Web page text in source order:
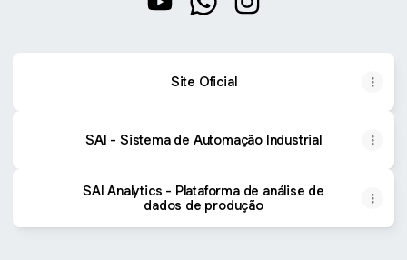
Site Oficial
SAI - Sistema de Automação Industrial
SAI Analytics - Plataforma de análise de
dados de produção